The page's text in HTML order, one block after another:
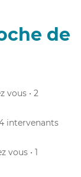
de
vous • 2
intervenants
vous • 1